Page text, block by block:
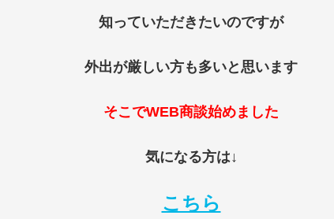
知っていただきたいのですが
外出が厳しい方も多いと思います
そこでWEB商談始めました
気になる方は↓
こちら